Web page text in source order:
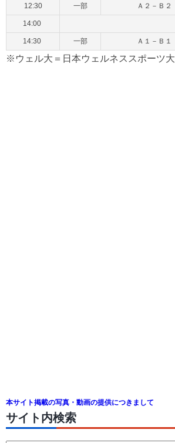
12:30 一部 Ａ２－Ｂ２
14:00
14:30 一部 Ａ１－Ｂ１
※ウェル大＝日本ウェルネススポーツ大
本サイト掲載の写真・動画の提供につきまして
サイト内検索